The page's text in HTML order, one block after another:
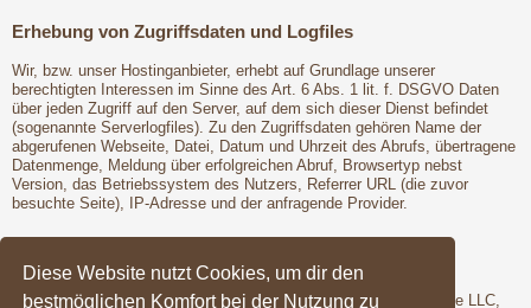
Diese Website nutzt Cookies, um dir den
bestmöglichen Komfort bei der Nutzung zu
Erhebung von Zugriffsdaten und Logfiles
Wir, bzw. unser Hostinganbieter, erhebt auf Grundlage unserer
berechtigten Interessen im Sinne des Art. 6 Abs. 1 lit. f. DSGVO Daten
über jeden Zugriff auf den Server, auf dem sich dieser Dienst befindet
(sogenannte Serverlogfiles). Zu den Zugriffsdaten gehören Name der
abgerufenen Webseite, Datei, Datum und Uhrzeit des Abrufs, übertragene
Datenmenge, Meldung über erfolgreichen Abruf, Browsertyp nebst
Version, das Betriebssystem des Nutzers, Referrer URL (die zuvor
besuchte Seite), IP-Adresse und der anfragende Provider.
Google Fonts
Wir binden die Schriftarten ("Google Fonts") des Anbieters Google LLC,